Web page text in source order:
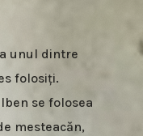
unul dintre
folosiți.
se folosea
mesteacăn,